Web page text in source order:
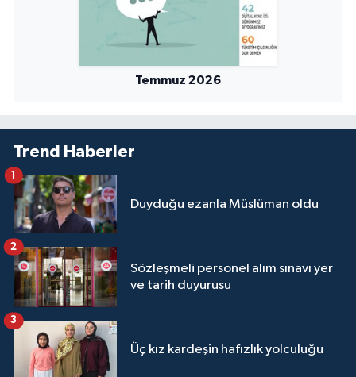
Temmuz 2026
Trend Haberler
Duyduğu ezanla Müslüman oldu
1
Sözleşmeli personel alım sınavı yer
ve tarih duyurusu
2
Üç kız kardeşin hafızlık yolculuğu
3
Sakarya Müftülüğü
Siirt Müftülüğü
Sinop Müftülüğü
Sivas Müftülüğü
Şanlıurfa Müftülüğü
Tekirdağ Müftülüğü